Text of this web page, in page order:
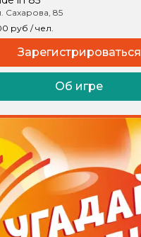
Сахарова, 85
руб / чел.
Зарегистрироваться
Об игре